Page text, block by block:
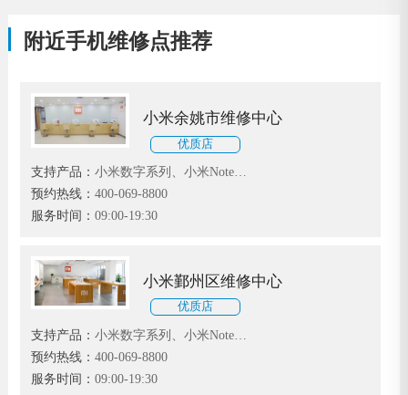
附近手机维修点推荐
小米余姚市维修中心
优质店
支持产品： 小米数字系列、小米Note系
列和小米MIX、红米、黑鲨系列
预约热线： 400-069-8800
服务时间： 09:00-19:30
小米鄞州区维修中心
优质店
支持产品： 小米数字系列、小米Note系
列和小米MIX、红米、黑鲨系列
预约热线： 400-069-8800
服务时间： 09:00-19:30